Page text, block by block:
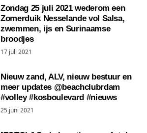
Zondag 25 juli 2021 wederom een
Zomerduik Nesselande vol Salsa,
zwemmen, ijs en Surinaamse
broodjes
17 juli 2021
Nieuw zand, ALV, nieuw bestuur en
meer updates @beachclubrdam
#volley #kosboulevard #nieuws
25 juni 2021